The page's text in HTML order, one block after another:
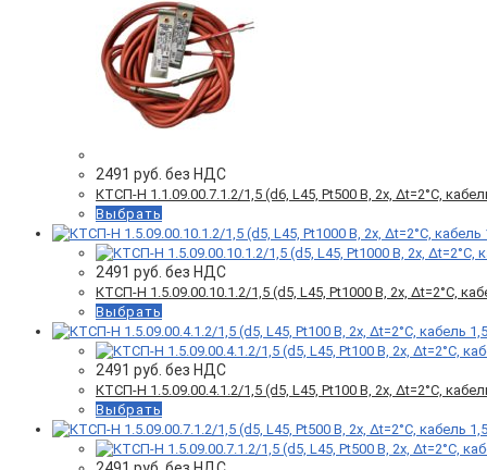
2491 руб. без НДС
КТСП-Н 1.1.09.00.7.1.2/1,5 (d6, L45, Pt500 B, 2х, Δt=2°C,
Выбрать
2491 руб. без НДС
КТСП-Н 1.5.09.00.10.1.2/1,5 (d5, L45, Pt1000 B, 2х, Δt=2°C,
Выбрать
2491 руб. без НДС
КТСП-Н 1.5.09.00.4.1.2/1,5 (d5, L45, Pt100 B, 2х, Δt=2°C,
Выбрать